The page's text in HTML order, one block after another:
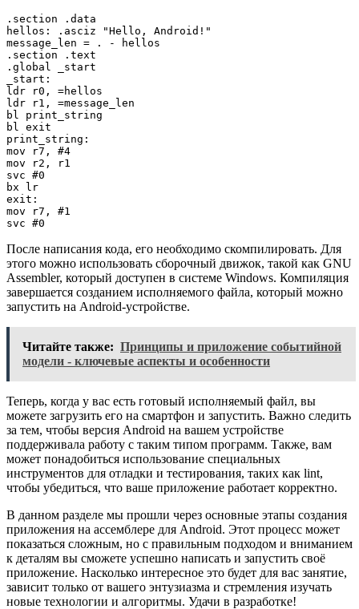
.section .data
hellos: .asciz "Hello, Android!"
message_len = . - hellos
.section .text
.global _start
_start:
ldr r0, =hellos
ldr r1, =message_len
bl print_string
bl exit
print_string:
mov r7, #4
mov r2, r1
svc #0
bx lr
exit:
mov r7, #1
После написания кода, его необходимо скомпилировать. Для
этого можно использовать сборочный движок, такой как GNU
Assembler, который доступен в системе Windows. Компиляция
завершается созданием исполняемого файла, который можно
запустить на Android-устройстве.
Читайте также: Принципы и приложение событийной
модели - ключевые аспекты и особенности
Теперь, когда у вас есть готовый исполняемый файл, вы
можете загрузить его на смартфон и запустить. Важно следить
за тем, чтобы версия Android на вашем устройстве
поддерживала работу с таким типом программ. Также, вам
может понадобиться использование специальных
инструментов для отладки и тестирования, таких как lint,
чтобы убедиться, что ваше приложение работает корректно.
В данном разделе мы прошли через основные этапы создания
приложения на ассемблере для Android. Этот процесс может
показаться сложным, но с правильным подходом и вниманием
к деталям вы сможете успешно написать и запустить своё
приложение. Насколько интересное это будет для вас занятие,
зависит только от вашего энтузиазма и стремления изучать
новые технологии и алгоритмы. Удачи в разработке!